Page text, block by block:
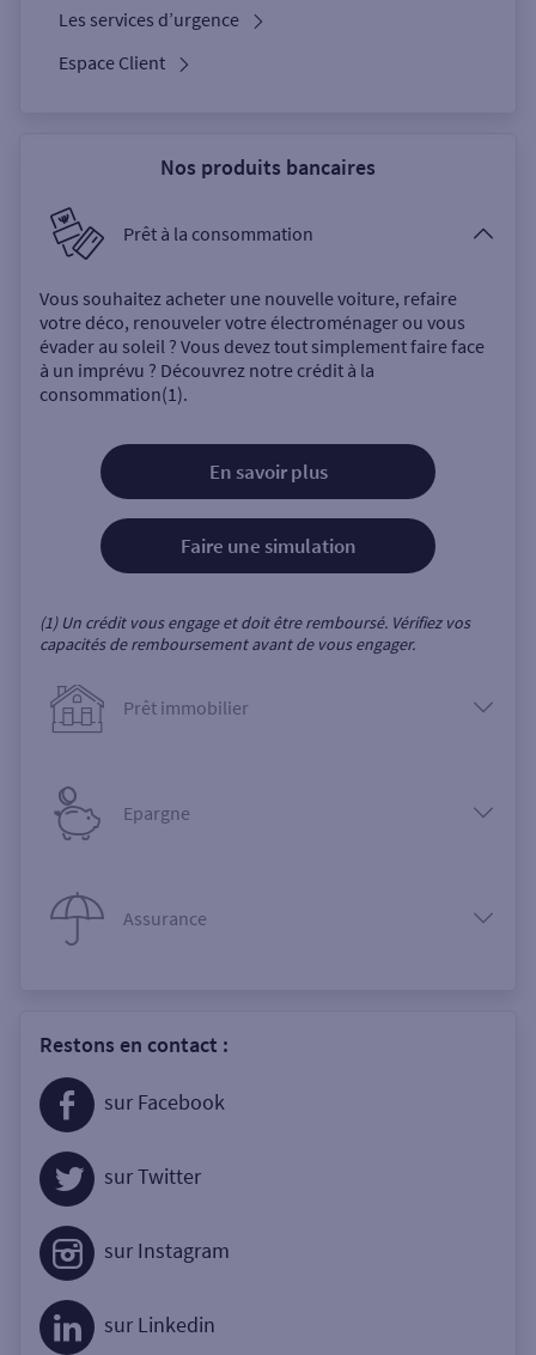
Les services d’urgence
Espace Client
Nos produits bancaires
Prêt à la consommation
Vous souhaitez acheter une nouvelle voiture, refaire
votre déco, renouveler votre électroménager ou vous
évader au soleil ? Vous devez tout simplement faire face
à un imprévu ? Découvrez notre crédit à la
consommation(1).
En savoir plus
Faire une simulation
(1) Un crédit vous engage et doit être remboursé. Vérifiez vos
capacités de remboursement avant de vous engager.
Prêt immobilier
Epargne
Assurance
Restons en contact :
sur Facebook
sur Twitter
sur Instagram
sur Linkedin